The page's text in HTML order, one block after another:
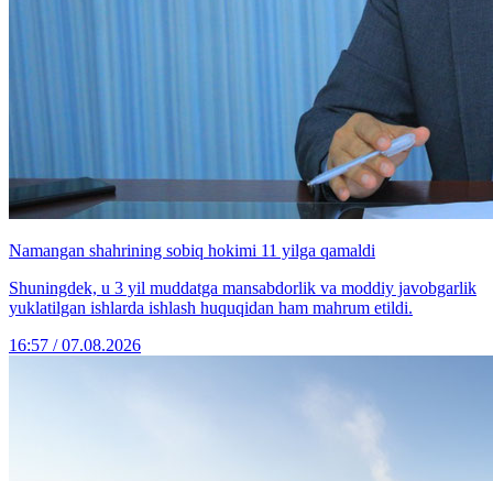
Namangan shahrining sobiq hokimi 11 yilga qamaldi
Shuningdek, u 3 yil muddatga mansabdorlik va moddiy javobgarlik
yuklatilgan ishlarda ishlash huquqidan ham mahrum etildi.
16:57 / 07.08.2026